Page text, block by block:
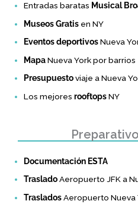
Entradas baratas Musical
Museos Gratis en NY
Eventos deportivosNueva
MapaNueva York por barrios
Presupuestoviaje a Nueva
Los mejores rooftopsNY
Documentación ESTA
TrasladoAeropuerto JFK a
TrasladosAeropuerto Nueva